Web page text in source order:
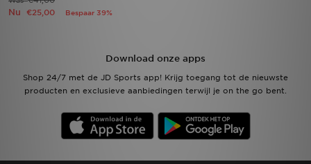
Nu €25,00 Bespaar 39%
Download onze apps
Shop 24/7 met de JD Sports app! Krijg toegang tot de nieuwste
producten en exclusieve aanbiedingen terwijl je on the go bent.